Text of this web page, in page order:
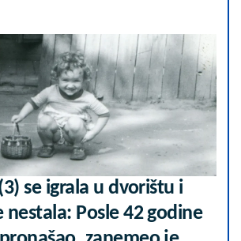
se igrala u dvorištu i
nestala: Posle 42 godine